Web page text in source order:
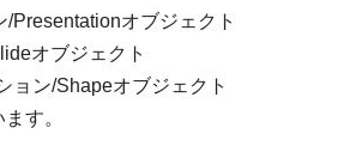
オブジェクト
オブジェクト
オブジェクト
す。